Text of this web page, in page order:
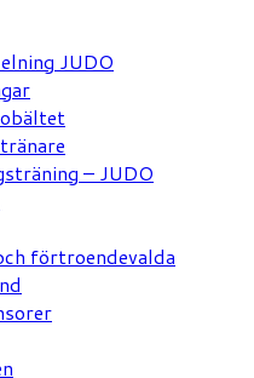
JUDO
– JUDO
förtroendevalda